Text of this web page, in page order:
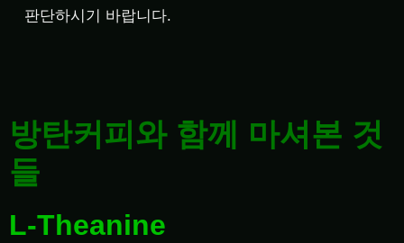
판단하시기 바랍니다.
방탄커피와 함께 마셔본 것
들
L-Theanine